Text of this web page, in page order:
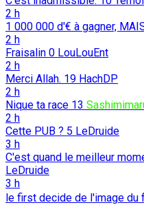
2 h
1 000 000 d'€ à gagner,
2 h
Fraisalin 0 LouLouEnt
2 h
Merci Allah. 19 HachDP
2 h
Nique ta race 13
2 h
Cette PUB ? 5 LeDruide
3 h
C'est quand le meilleur
LeDruide
3 h
le first decide de l'image du